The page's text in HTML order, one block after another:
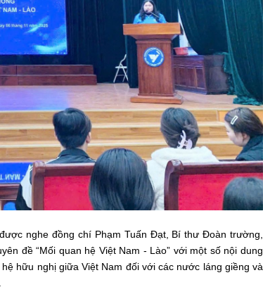
nghe đồng chí Phạm Tuấn Đạt, Bí thư Đoàn trường,
đề “Mối quan hệ Việt Nam - Lào” với một số nội dung
hữu nghị giữa Việt Nam đối với các nước láng giềng và